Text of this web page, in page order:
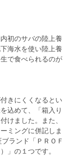
初のサバの陸上養
海水を使い陸上養
で食べられるのが
きにくくなるとい
込めて、「箱入り
けました。また、
ミングに併記しま
ランド「ＰＲＯＦ
」の１つです。